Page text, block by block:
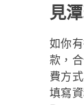
見
如你
款，
費方
填寫